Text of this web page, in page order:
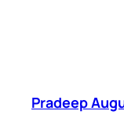
Pradeep